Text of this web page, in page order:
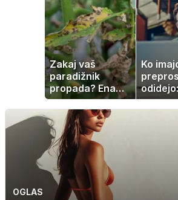
slanine, temveč
zaradi živila, ki
ga imamo vsi
radi
Zakaj vaš
paradižnik
propada? Ena
napaka lahko
uniči rastline –
tako jih rešite
Ko
OGLAS